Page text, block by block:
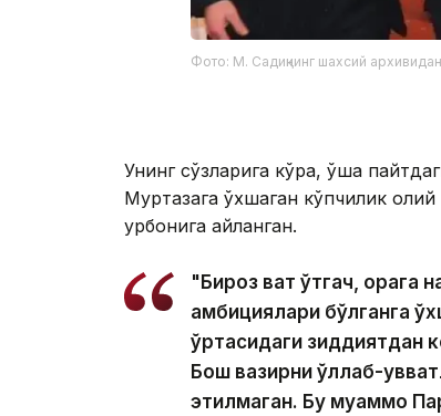
Фото: М. Садиқнинг шахсий архивидан
Унинг сўзларига кўра, ўша
Муртазага ўхшаган кўпчилик
қурбонига айланган.
"Бироз вақт ўтгач,
амбициялари бўлганга
ўртасидаги зиддиятдан
Бош вазирни қўллаб-
этилмаган. Бу муаммо